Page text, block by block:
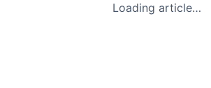
Loading article…